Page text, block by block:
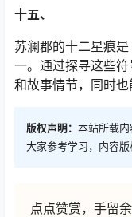
十五、
苏澜郡的十二星痕
一。通过探寻这些
和故事情节，同时也
版权声明： 本站所载
大家参考学习，内容版
点点赞赏，手留